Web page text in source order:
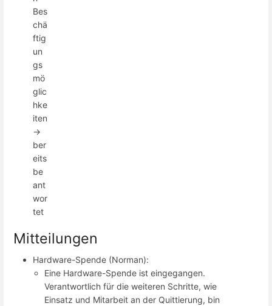
Bes
chä
ftig
un
gs
mö
glic
hke
iten
->
ber
eits
be
ant
wor
tet
Mitteilungen
Hardware-Spende (Norman):
Eine Hardware-Spende ist eingegangen.
Verantwortlich für die weiteren Schritte, wie
Einsatz und Mitarbeit an der Quittierung, bin